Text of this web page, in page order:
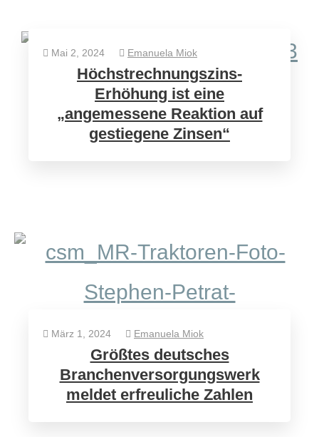
Mai 2, 2024 Emanuela Miok
Höchstrechnungszins-
Erhöhung ist eine
„angemessene Reaktion auf
gestiegene Zinsen“
März 1, 2024 Emanuela Miok
Größtes deutsches
Branchenversorgungswerk
meldet erfreuliche Zahlen